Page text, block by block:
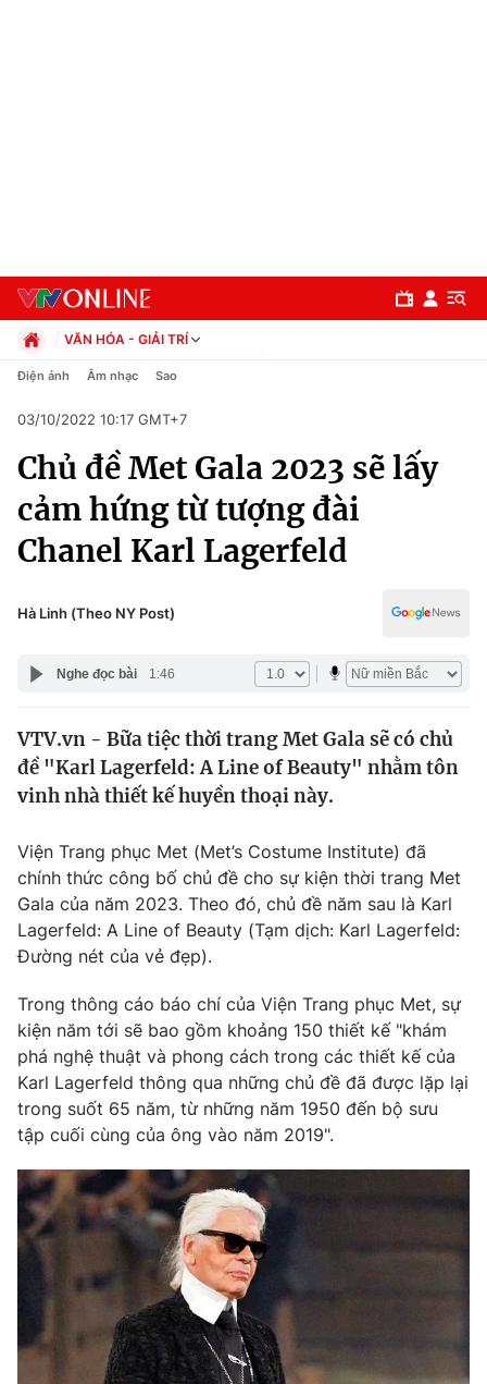
Chuyên mục
Chính trị
Xã hội
Pháp luật
Y tế
Thế giới
Tin tức
Câu chuyện quốc tế
Kinh tế
Tài chính
Thị trường
Góc doanh nghiệp
Dữ liệu và đời sống
Truyền hình
Hậu trường
Nhân vật
Khán giả
Giải trí
Điện ảnh
Âm nhạc
Sao
Đời sống
Du lịch
Làm đẹp
Chất lượng cuộc sống
Giáo dục
Tuyển sinh
Học trực tuyến
Công nghệ
Hitech Công nghệ tương lai
Sản phẩm
Tư vấn
Giao lưu trực tuyến
Lịch phát sóng
VĂN HÓA - GIẢI TRÍ
Chính trị
Pháp luật
Kinh tế
Thể thao
Truyền hình
Văn hóa - Giải trí
Công nghệ
Điện ảnh Âm nhạc Sao
03/10/2022 10:17 GMT+7
Chủ đề Met Gala 2023 sẽ lấy
cảm hứng từ tượng đài
Chanel Karl Lagerfeld
Hà Linh (Theo NY Post)
Nghe đọc bài 1:46
VTV.vn - Bữa tiệc thời trang Met Gala sẽ có chủ
đề "Karl Lagerfeld: A Line of Beauty" nhằm tôn
vinh nhà thiết kế huyền thoại này.
Viện Trang phục Met (Met’s Costume Institute) đã
chính thức công bố chủ đề cho sự kiện thời trang Met
Gala của năm 2023. Theo đó, chủ đề năm sau là Karl
Lagerfeld: A Line of Beauty (Tạm dịch: Karl Lagerfeld:
Đường nét của vẻ đẹp).
Trong thông cáo báo chí của Viện Trang phục Met, sự
kiện năm tới sẽ bao gồm khoảng 150 thiết kế "khám
phá nghệ thuật và phong cách trong các thiết kế của
Karl Lagerfeld thông qua những chủ đề đã được lặp lại
trong suốt 65 năm, từ những năm 1950 đến bộ sưu
tập cuối cùng của ông vào năm 2019".